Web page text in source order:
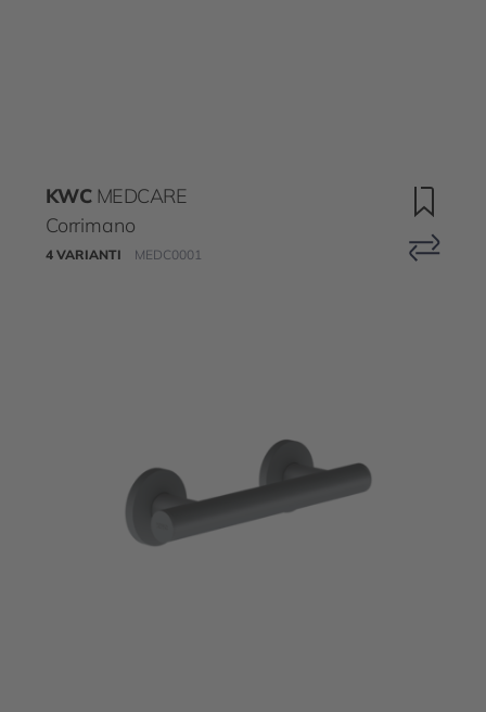
KWC MEDCARE
Corrimano
4 VARIANTI MEDC0001